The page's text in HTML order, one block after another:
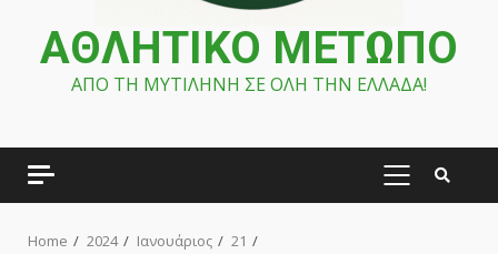
ΑΘΛΗΤΙΚΟ ΜΕΤΩΠΟ
ΑΠΟ ΤΗ ΜΥΤΙΛΗΝΗ ΣΕ ΟΛΗ ΤΗΝ ΕΛΛΑΔΑ!
PRIMARY
Home 2024 Ιανουάριος 21